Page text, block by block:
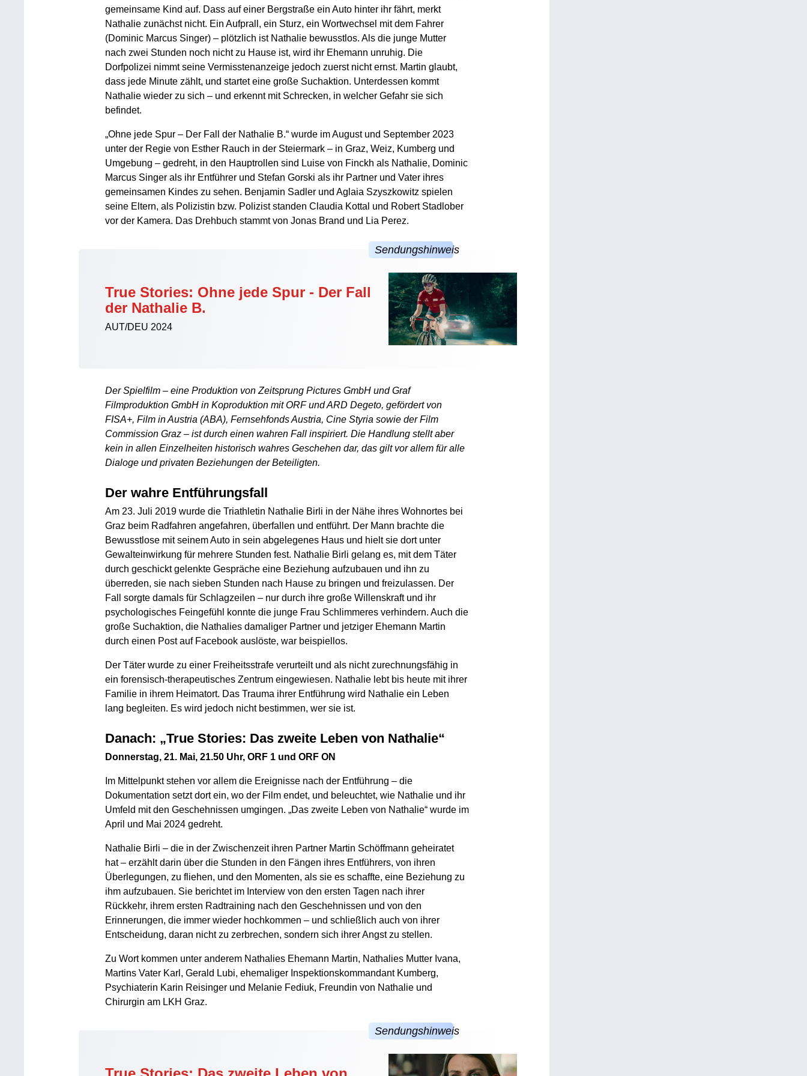
gemeinsame Kind auf. Dass auf einer Bergstraße ein Auto hinter ihr fährt, merkt
Nathalie zunächst nicht. Ein Aufprall, ein Sturz, ein Wortwechsel mit dem Fahrer
(Dominic Marcus Singer) – plötzlich ist Nathalie bewusstlos. Als die junge Mutter
nach zwei Stunden noch nicht zu Hause ist, wird ihr Ehemann unruhig. Die
Dorfpolizei nimmt seine Vermisstenanzeige jedoch zuerst nicht ernst. Martin glaubt,
dass jede Minute zählt, und startet eine große Suchaktion. Unterdessen kommt
Nathalie wieder zu sich – und erkennt mit Schrecken, in welcher Gefahr sie sich
befindet.
„Ohne jede Spur – Der Fall der Nathalie B.“ wurde im August und September 2023
unter der Regie von Esther Rauch in der Steiermark – in Graz, Weiz, Kumberg und
Umgebung – gedreht, in den Hauptrollen sind Luise von Finckh als Nathalie, Dominic
Marcus Singer als ihr Entführer und Stefan Gorski als ihr Partner und Vater ihres
gemeinsamen Kindes zu sehen. Benjamin Sadler und Aglaia Szyszkowitz spielen
seine Eltern, als Polizistin bzw. Polizist standen Claudia Kottal und Robert Stadlober
vor der Kamera. Das Drehbuch stammt von Jonas Brand und Lia Perez.
True Stories: Ohne jede Spur - Der Fall
der Nathalie B.
AUT/DEU 2024
Der Spielfilm – eine Produktion von Zeitsprung Pictures GmbH und Graf
Filmproduktion GmbH in Koproduktion mit ORF und ARD Degeto, gefördert von
FISA+, Film in Austria (ABA), Fernsehfonds Austria, Cine Styria sowie der Film
Commission Graz – ist durch einen wahren Fall inspiriert. Die Handlung stellt aber
kein in allen Einzelheiten historisch wahres Geschehen dar, das gilt vor allem für alle
Dialoge und privaten Beziehungen der Beteiligten.
Der wahre Entführungsfall
Am 23. Juli 2019 wurde die Triathletin Nathalie Birli in der Nähe ihres Wohnortes bei
Graz beim Radfahren angefahren, überfallen und entführt. Der Mann brachte die
Bewusstlose mit seinem Auto in sein abgelegenes Haus und hielt sie dort unter
Gewalteinwirkung für mehrere Stunden fest. Nathalie Birli gelang es, mit dem Täter
durch geschickt gelenkte Gespräche eine Beziehung aufzubauen und ihn zu
überreden, sie nach sieben Stunden nach Hause zu bringen und freizulassen. Der
Fall sorgte damals für Schlagzeilen – nur durch ihre große Willenskraft und ihr
psychologisches Feingefühl konnte die junge Frau Schlimmeres verhindern. Auch die
große Suchaktion, die Nathalies damaliger Partner und jetziger Ehemann Martin
durch einen Post auf Facebook auslöste, war beispiellos.
Der Täter wurde zu einer Freiheitsstrafe verurteilt und als nicht zurechnungsfähig in
ein forensisch-therapeutisches Zentrum eingewiesen. Nathalie lebt bis heute mit ihrer
Familie in ihrem Heimatort. Das Trauma ihrer Entführung wird Nathalie ein Leben
lang begleiten. Es wird jedoch nicht bestimmen, wer sie ist.
Danach: „True Stories: Das zweite Leben von Nathalie“
Donnerstag, 21. Mai, 21.50 Uhr, ORF 1 und ORF ON
Im Mittelpunkt stehen vor allem die Ereignisse nach der Entführung – die
Dokumentation setzt dort ein, wo der Film endet, und beleuchtet, wie Nathalie und ihr
Umfeld mit den Geschehnissen umgingen. „Das zweite Leben von Nathalie“ wurde im
April und Mai 2024 gedreht.
Nathalie Birli – die in der Zwischenzeit ihren Partner Martin Schöffmann geheiratet
hat – erzählt darin über die Stunden in den Fängen ihres Entführers, von ihren
Überlegungen, zu fliehen, und den Momenten, als sie es schaffte, eine Beziehung zu
ihm aufzubauen. Sie berichtet im Interview von den ersten Tagen nach ihrer
Rückkehr, ihrem ersten Radtraining nach den Geschehnissen und von den
Erinnerungen, die immer wieder hochkommen – und schließlich auch von ihrer
Entscheidung, daran nicht zu zerbrechen, sondern sich ihrer Angst zu stellen.
Zu Wort kommen unter anderem Nathalies Ehemann Martin, Nathalies Mutter Ivana,
Martins Vater Karl, Gerald Lubi, ehemaliger Inspektionskommandant Kumberg,
Psychiaterin Karin Reisinger und Melanie Fediuk, Freundin von Nathalie und
Chirurgin am LKH Graz.